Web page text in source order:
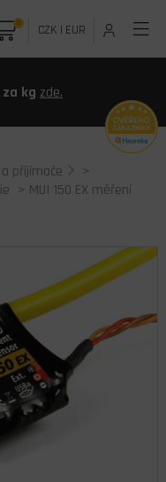
0 CZK| EUR
za kg zde.
přijímače
>
> MUI 150 EX měření